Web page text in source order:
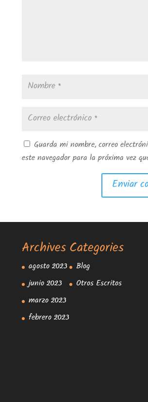
Guarda mi nombre, correo
este navegador para la próxima vez
Archives
agosto 2023
junio 2023
marzo 2023
febrero 2023
Categories
Blog
Otros Escritos